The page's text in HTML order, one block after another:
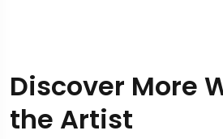
Discover More
the Artist